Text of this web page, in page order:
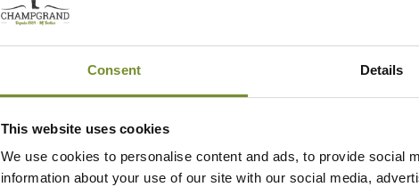
Consent Details
This website uses cookies
We use cookies to personalise content and ads, to provide social
information about your use of our site with our social media,